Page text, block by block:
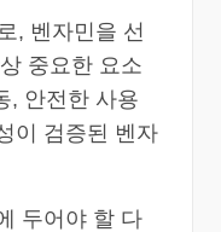
, 벤자민을 선
중요한 요소
, 안전한 사용
이 검증된 벤자
두어야 할 다